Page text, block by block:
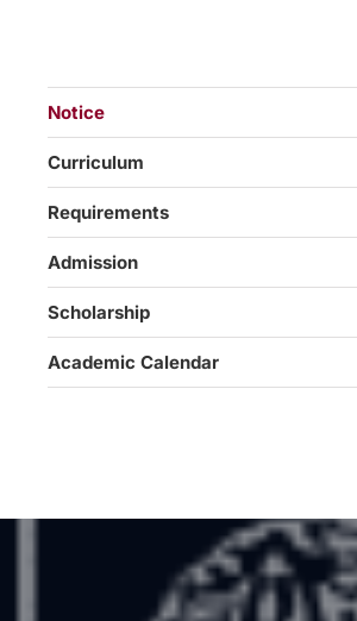
Notice
Curriculum
Requirements
Admission
Scholarship
Academic Calendar